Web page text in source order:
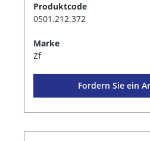
Produktcode
0501.212.372
Marke
Zf
Fordern Sie ein